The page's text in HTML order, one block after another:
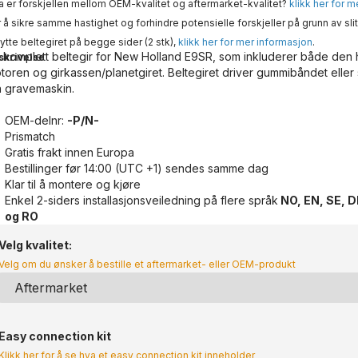
er forskjellen mellom OEM-kvalitet og aftermarket-kvalitet? klikk her for
å sikre samme hastighet og forhindre potensielle forskjeller på grunn av
beltegiret på begge sider (2 stk),klikk her for mer informasjon.
komplett beltegir for New Holland E9SR, som inkluderer både den
og girkassen/planetgiret. Beltegiret driver gummibåndet eller
gravemaskin.
OEM-delnr: -P/N-
Prismatch
Gratis frakt innen Europa
Bestillinger før 14:00 (UTC +1) sendes samme dag
Klar til å montere og kjøre
Enkel 2-siders installasjonsveiledning på flere språk NO, EN, SE,
og RO
kvalitet:
om du ønsker å bestille et aftermarket- eller OEM-produkt
Easy connection kit
her for å se hva et easy connection kit inneholder